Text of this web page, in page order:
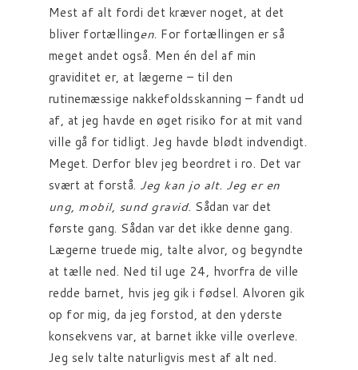
Mest af alt fordi det kræver noget, at det
bliver fortællingen. For fortællingen er så
meget andet også. Men én del af min
graviditet er, at lægerne – til den
rutinemæssige nakkefoldsskanning – fandt ud
af, at jeg havde en øget risiko for at mit vand
ville gå for tidligt. Jeg havde blødt indvendigt.
Meget. Derfor blev jeg beordret i ro. Det var
svært at forstå. Jeg kan jo alt. Jeg er en
ung, mobil, sund gravid. Sådan var det
første gang. Sådan var det ikke denne gang.
Lægerne truede mig, talte alvor, og begyndte
at tælle ned. Ned til uge 24, hvorfra de ville
redde barnet, hvis jeg gik i fødsel. Alvoren gik
op for mig, da jeg forstod, at den yderste
konsekvens var, at barnet ikke ville overleve.
Jeg selv talte naturligvis mest af alt ned.